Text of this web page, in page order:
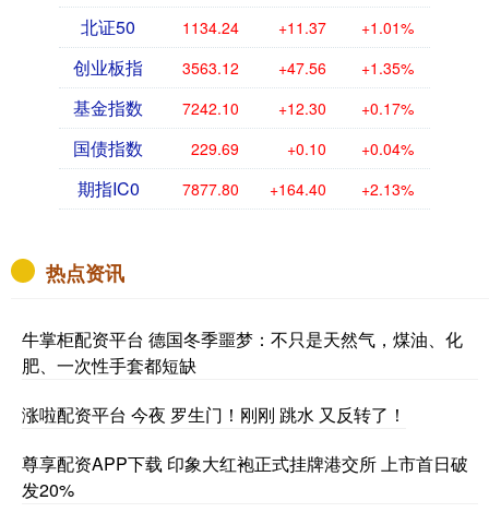
北证50 1134.24 +11.37 +1.01%
创业板指 3563.12 +47.56 +1.35%
基金指数 7242.10 +12.30 +0.17%
国债指数 229.69 +0.10 +0.04%
期指IC0 7877.80 +164.40 +2.13%
热点资讯
牛掌柜配资平台 德国冬季噩梦：不只是天然气，煤油、化
肥、一次性手套都短缺
涨啦配资平台 今夜 罗生门！刚刚 跳水 又反转了！
尊享配资APP下载 印象大红袍正式挂牌港交所 上市首日破
发20%